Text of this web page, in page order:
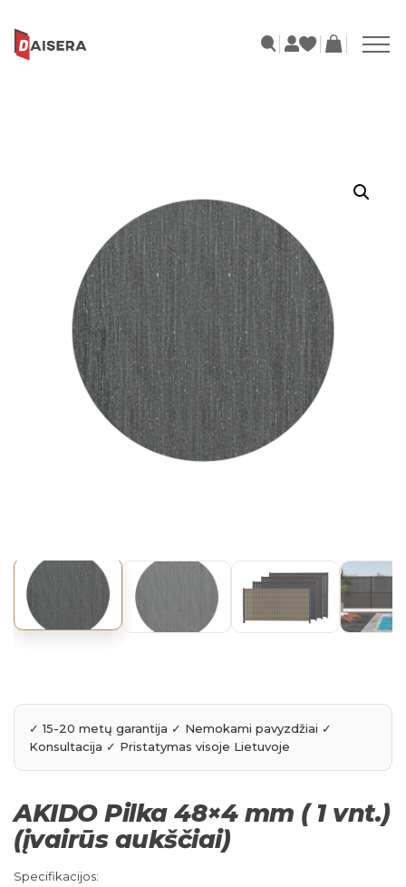
AKIDO Pilka 48×4 mm ( 1 vnt.)
(įvairūs aukščiai)
Specifikacijos: